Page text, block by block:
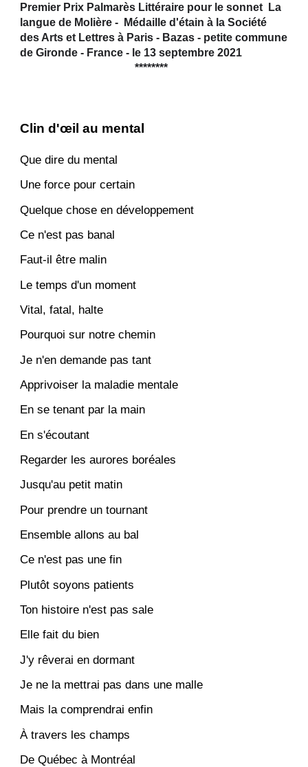
Premier Prix Palmarès Littéraire pour le sonnet La
langue de Molière -
Médaille d'étain à la Société
des Arts et Lettres à Paris - Bazas - petite commune
de Gironde - France - le 13 septembre 2021
********
Clin d'œil au mental
Que dire du mental
Une force pour certain
Quelque chose en développement
Ce n'est pas banal
Faut-il être malin
Le temps d'un moment
Vital, fatal, halte
Pourquoi sur notre chemin
Je n'en demande pas tant
Apprivoiser la maladie mentale
En se tenant par la main
En s'écoutant
Regarder les aurores boréales
Jusqu'au petit matin
Pour prendre un tournant
Ensemble allons au bal
Ce n'est pas une fin
Plutôt soyons patients
Ton histoire n'est pas sale
Elle fait du bien
J'y rêverai en dormant
Je ne la mettrai pas dans une malle
Mais la comprendrai enfin
À travers les champs
De Québec à Montréal